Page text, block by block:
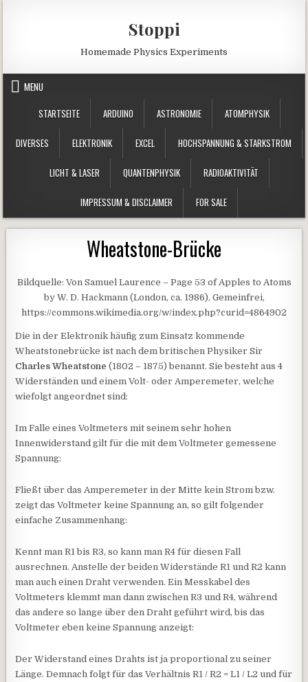
Stoppi
Homemade Physics Experiments
MENU
STARTSEITE
ARDUINO ASTRONOMIE ATOMPHYSIK
DIVERSES ELEKTRONIK EXCEL HOCHSPANNUNG & STARKSTROM
LICHT & LASER QUANTENPHYSIK RADIOAKTIVITÄT
IMPRESSUM & DISCLAIMER FOR SALE
Wheatstone-Brücke
Bildquelle: Von Samuel Laurence – Page 53 of Apples to Atoms
by W. D. Hackmann (London, ca. 1986), Gemeinfrei,
https://commons.wikimedia.org/w/index.php?curid=4864902
Die in der Elektronik häufig zum Einsatz kommende
Wheatstonebrücke ist nach dem britischen Physiker Sir
Charles Wheatstone(1802 – 1875) benannt. Sie besteht aus 4
Widerständen und einem Volt- oder Amperemeter, welche
wiefolgt angeordnet sind:
Im Falle eines Voltmeters mit seinem sehr hohen
Innenwiderstand gilt für die mit dem Voltmeter gemessene
Spannung:
Fließt über das Amperemeter in der Mitte kein Strom bzw.
zeigt das Voltmeter keine Spannung an, so gilt folgender
einfache Zusammenhang:
Kennt man R1 bis R3, so kann man R4 für diesen Fall
ausrechnen. Anstelle der beiden Widerstände R1 und R2 kann
man auch einen Draht verwenden. Ein Messkabel des
Voltmeters klemmt man dann zwischen R3 und R4, während
das andere so lange über den Draht geführt wird, bis das
Voltmeter eben keine Spannung anzeigt:
Der Widerstand eines Drahts ist ja proportional zu seiner
Länge. Demnach folgt für das Verhältnis R1 / R2 = L1 / L2 und für